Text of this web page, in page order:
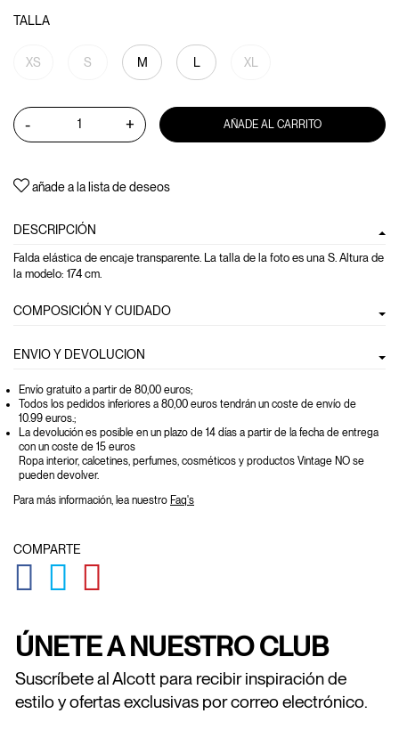
TALLA
XS S M L XL
- + AÑADE AL CARRITO
añade a la lista de deseos
DESCRIPCIÓN
Falda elástica de encaje transparente. La talla de la foto es una S. Altura de
la modelo: 174 cm.
COMPOSICIÓN Y CUIDADO
ENVIO Y DEVOLUCION
Envío gratuito a partir de 80,00 euros;
Todos los pedidos inferiores a 80,00 euros tendrán un coste de envío de
10.99 euros.;
La devolución es posible en un plazo de 14 días a partir de la fecha de entrega
con un coste de 15 euros
Ropa interior, calcetines, perfumes, cosméticos y productos Vintage NO se
pueden devolver.
Para más información, lea nuestro Faq's
COMPARTE
GLOBAL.SOCIALSHARE.FACEBOOK
GLOBAL.SOCIALSHARE.TWITTER
ÚNETE A NUESTRO CLUB
Suscríbete al Alcott para recibir inspiración de
estilo y ofertas exclusivas por correo electrónico.